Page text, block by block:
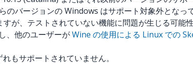
のバージョンの Windows はサポート対象外とな
が、テストされていない機能に問題が生じる可能性
、他のユーザーがWine の使用による Linux での
もサポートされていません。